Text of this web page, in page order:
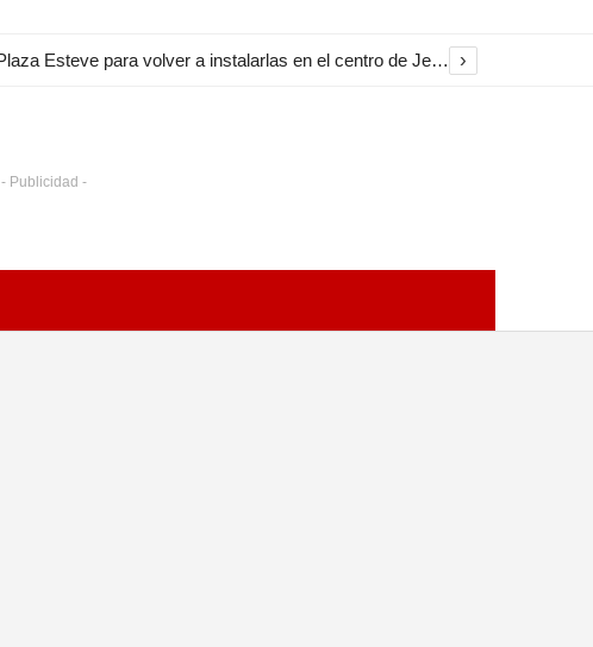
El Ayuntamiento inicia la restauración de las marquesinas de Plaza Esteve para volver a instalarlas en el centro de Jerez ›
- Publicidad -